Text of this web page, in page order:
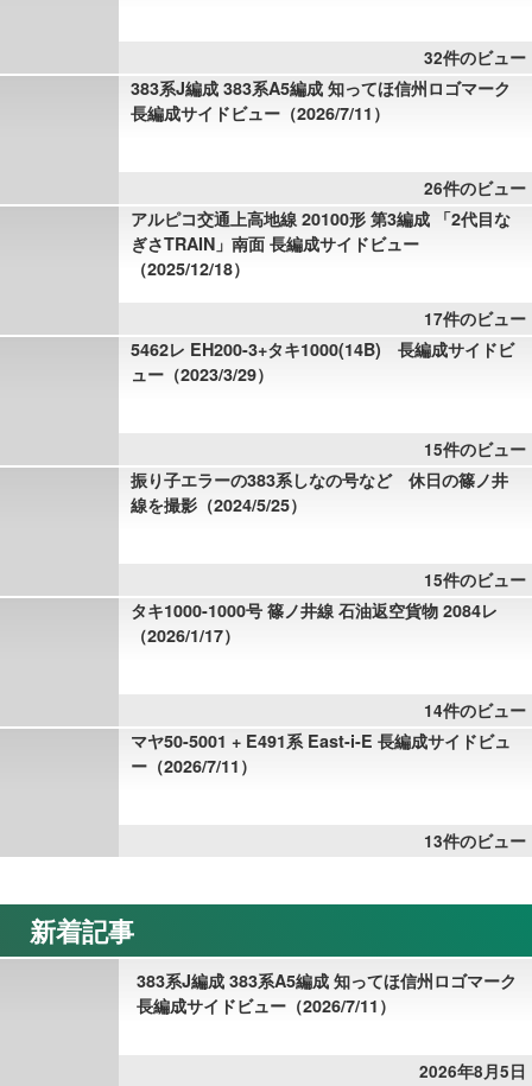
32件のビュー
383系J編成 383系A5編成 知ってほ信州ロゴマーク
長編成サイドビュー（2026/7/11）
26件のビュー
アルピコ交通上高地線 20100形 第3編成 「2代目な
ぎさTRAIN」南面 長編成サイドビュー
（2025/12/18）
17件のビュー
5462レ EH200-3+タキ1000(14B) 長編成サイドビ
ュー（2023/3/29）
15件のビュー
振り子エラーの383系しなの号など 休日の篠ノ井
線を撮影（2024/5/25）
15件のビュー
タキ1000-1000号 篠ノ井線 石油返空貨物 2084レ
（2026/1/17）
14件のビュー
マヤ50-5001 + E491系 East-i-E 長編成サイドビュ
ー（2026/7/11）
13件のビュー
新着記事
383系J編成 383系A5編成 知ってほ信州ロゴマーク
長編成サイドビュー（2026/7/11）
2026年8月5日